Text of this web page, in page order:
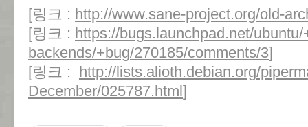
[링크 : http://www.sane-project.org/old-
[링크 : https://bugs.launchpad.net/
backends/+bug/270185/comments/3]
[링크 : http://lists.alioth.debian.org/
December/025787.html]